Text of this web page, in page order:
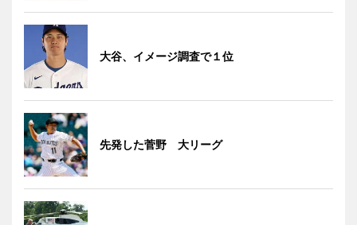
大谷、イメージ調査で１位
先発した菅野 大リーグ